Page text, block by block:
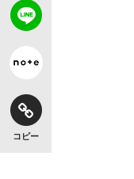
コピー